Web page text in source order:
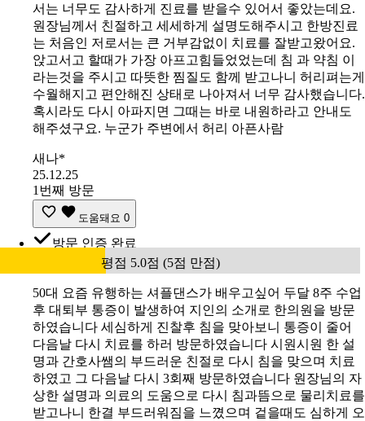
서는 너무도 감사하게 진료를 받을수 있어서 좋았는데요.
원장님께서 친절하고 세세하게 설명도해주시고 한방진료
는 처음인 저로서는 큰 거부감없이 치료를 잘받고왔어요.
앉고서고 할때가 가장 아프고힘들었었는데 침 과 약침 이
라는것을 주시고 따뜻한 찜질도 함께 받고나니 허리펴는게
수월해지고 편안해진 상태로 나아져서 너무 감사했습니다.
혹시라도 다시 아파지면 그때는 바로 내원하라고 안내도
해주셨구요. 누군가 주변에서 허리 아픈사람
새나*
25.12.25
1번째 방문
도움돼요 0
방문 인증 완료
평점 5.0점 (5점 만점)
50대 요즘 유행하는 셔플댄스가 배우고싶어 두달 8주 수업
후 대퇴부 통증이 발생하여 지인의 소개로 한의원을 방문
하였습니다 세심하게 진찰후 침을 맞아보니 통증이 줄어
다음날 다시 치료를 하러 방문하였습니다 시원시원 한 설
명과 간호사쌤의 부드러운 친절로 다시 침을 맞으며 치료
하였고 그 다음날 다시 3회째 방문하였습니다 원장님의 자
상한 설명과 의료의 도움으로 다시 침과뜸으로 물리치료를
받고나니 한결 부드러워짐을 느꼈으며 겉을때도 심하게 오